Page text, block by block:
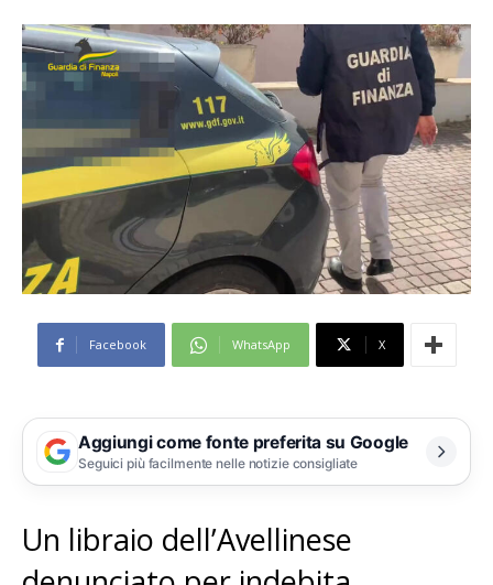
Facebook WhatsApp X
Aggiungi come fonte preferita su Google
Seguici più facilmente nelle notizie consigliate
Un libraio dell’Avellinese